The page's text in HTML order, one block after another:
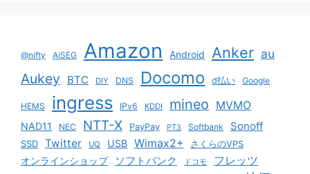
@nifty AiSEG Amazon Android Anker au
Aukey BTC DIY DNS Docomo d払い Google
HEMS ingress IPv6 KDDI mineo MVMO
NAD11 NEC NTT-X PayPay PT3 Softbank Sonoff
SSD Twitter UQ USB Wimax2+ さくらのVPS
オンラインショップ ソフトバンク ドコモ フレッツ